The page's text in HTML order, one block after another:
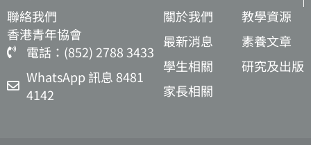
聯絡我們
香港青年協會
電話：(852) 2788 3433
WhatsApp 訊息 8481
4142
關於我們
最新消息
學生相關
家長相關
教學資源
素養文章
研究及出版